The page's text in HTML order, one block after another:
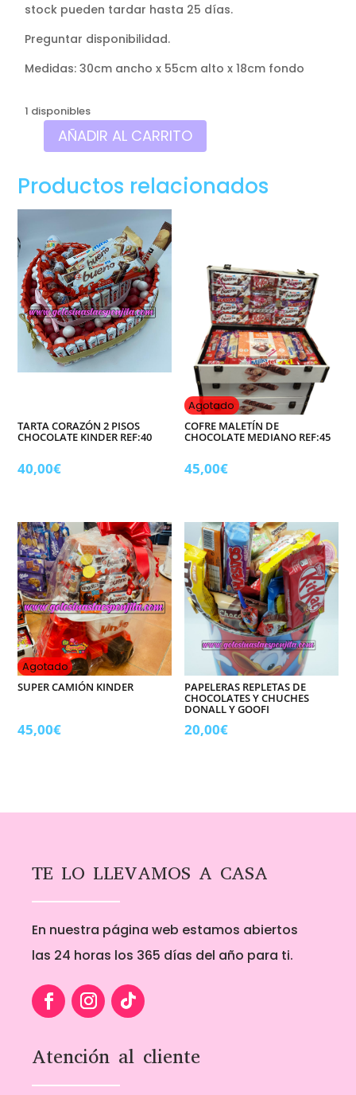
stock pueden tardar hasta 25 días.
Preguntar disponibilidad.
Medidas: 30cm ancho x 55cm alto x 18cm fondo
1 disponibles
,
Relleno
de
chuches
y
chocolates
cantidad
AÑADIR AL CARRITO
Productos relacionados
TARTA CORAZÓN 2 PISOS
CHOCOLATE KINDER REF:40
40,00€
Agotado
COFRE MALETÍN DE
CHOCOLATE MEDIANO REF:45
45,00€
Agotado
SUPER CAMIÓN KINDER
45,00€
PAPELERAS REPLETAS DE
CHOCOLATES Y CHUCHES
DONALL Y GOOFI
20,00€
TE LO LLEVAMOS A CASA
En nuestra página web estamos abiertos
las 24 horas los 365 días del año para ti.
Atención al cliente